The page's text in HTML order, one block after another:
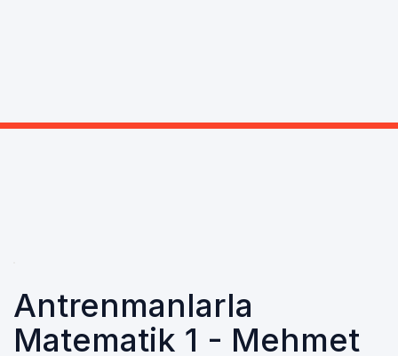
Antrenmanlarla
Matematik 1 - Mehmet